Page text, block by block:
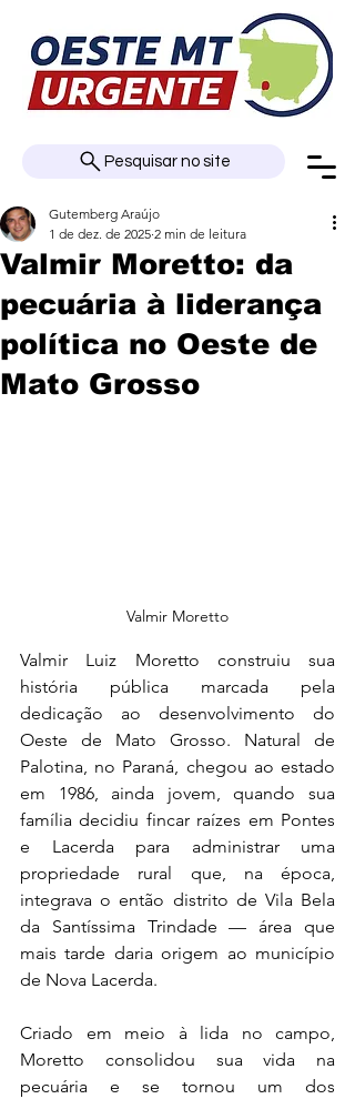
Pesquisar no site
Valmir Moretto: da
pecuária à liderança
política no Oeste de
Mato Grosso
Gutemberg Araújo
1 de dez. de 2025 2 min de leitura
Valmir Moretto
Valmir Luiz Moretto construiu sua
história pública marcada pela
dedicação ao desenvolvimento do
Oeste de Mato Grosso. Natural de
Palotina, no Paraná, chegou ao estado
em 1986, ainda jovem, quando sua
família decidiu fincar raízes em Pontes
e Lacerda para administrar uma
propriedade rural que, na época,
integrava o então distrito de Vila Bela
da Santíssima Trindade — área que
mais tarde daria origem ao município
de Nova Lacerda.
Criado em meio à lida no campo,
Moretto consolidou sua vida na
pecuária e se tornou um dos